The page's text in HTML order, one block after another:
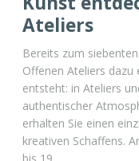
Ateliers
Bereits zum
Offenen Ateliers
entsteht: in Ateliers
authentischer
erhalten Sie einen
kreativen Schaffens.